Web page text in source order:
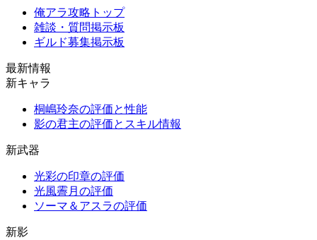
俺アラ攻略トップ
雑談・質問掲示板
ギルド募集掲示板
最新情報
新キャラ
桐嶋玲奈の評価と性能
影の君主の評価とスキル情報
新武器
光彩の印章の評価
光風霽月の評価
ソーマ＆アスラの評価
新影